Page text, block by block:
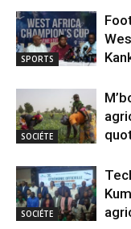
SPORTS
SOCIÉTE
SOCIÉTE